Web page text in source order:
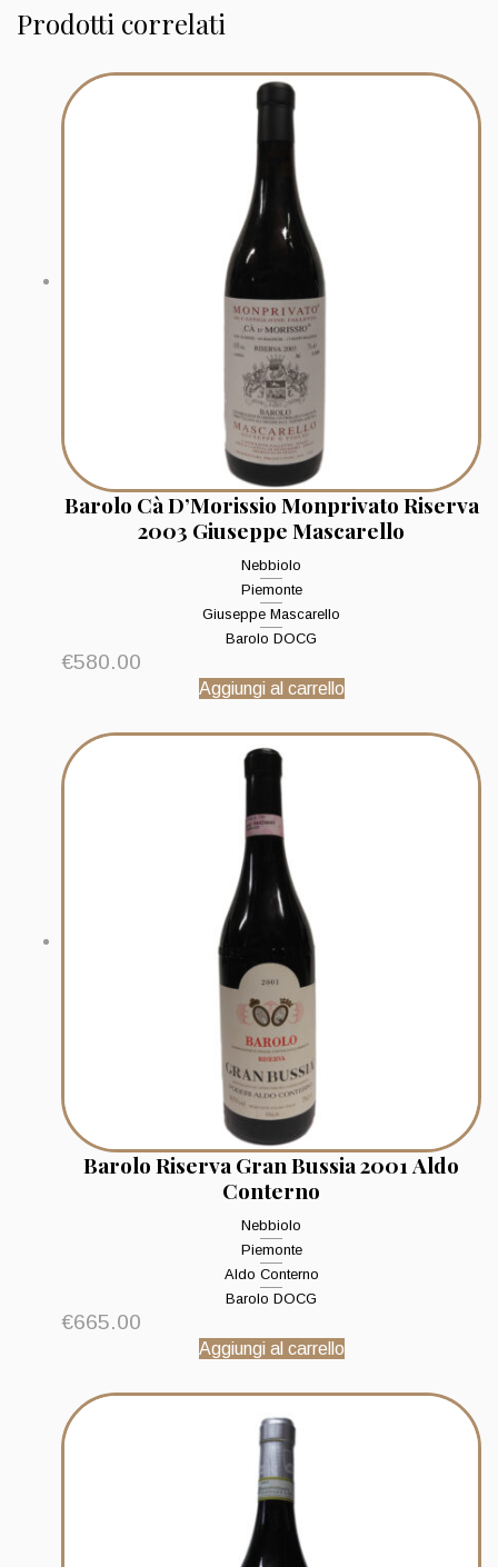
Prodotti correlati
Barolo Cà D’Morissio Monprivato Riserva
2003 Giuseppe Mascarello
Nebbiolo
Piemonte
Giuseppe Mascarello
Barolo DOCG
€580.00
Aggiungi al carrello
Barolo Riserva Gran Bussia 2001 Aldo
Conterno
Nebbiolo
Piemonte
Aldo Conterno
Barolo DOCG
€665.00
Aggiungi al carrello